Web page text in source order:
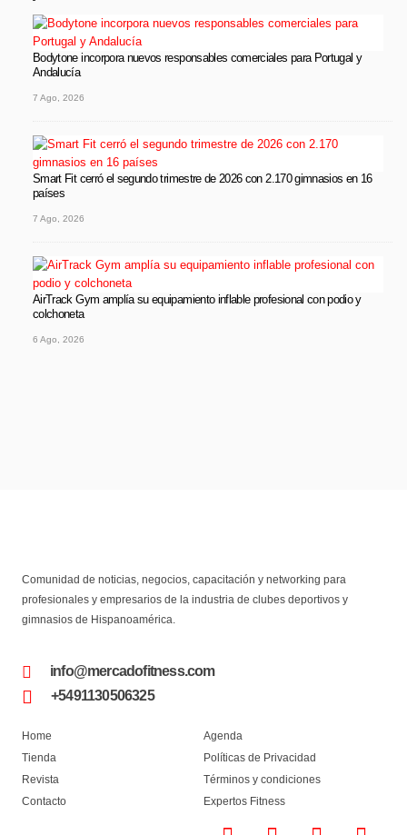
Bodytone incorpora nuevos responsables comerciales para Portugal y
Andalucía
7 Ago, 2026
Smart Fit cerró el segundo trimestre de 2026 con 2.170 gimnasios en 16
países
7 Ago, 2026
AirTrack Gym amplía su equipamiento inflable profesional con podio y
colchoneta
6 Ago, 2026
Comunidad de noticias, negocios, capacitación y networking para
profesionales y empresarios de la industria de clubes deportivos y
gimnasios de Hispanoamérica.
info@mercadofitness.com
+5491130506325
Home
Tienda
Revista
Contacto
Agenda
Políticas de Privacidad
Términos y condiciones
Expertos Fitness